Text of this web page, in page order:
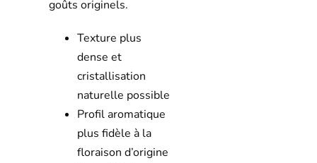
goûts originels.
Texture plus
dense et
cristallisation
naturelle possible
Profil aromatique
plus fidèle à la
floraison d’origine